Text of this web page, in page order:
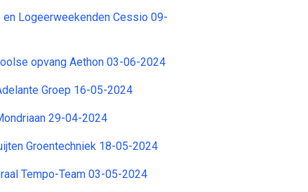
en Logeerweekenden Cessio 09-
opvang Aethon 03-06-2024
Groep 16-05-2024
29-04-2024
Groentechniek 18-05-2024
Tempo-Team 03-05-2024